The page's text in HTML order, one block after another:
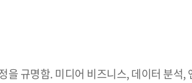
규명함. 미디어 비즈니스, 데이터 분석